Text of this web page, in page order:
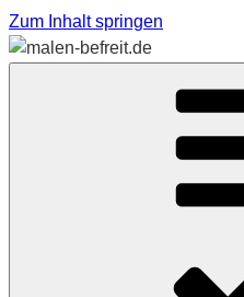
Zum Inhalt springen
MALEN-
Sabine Feickert – Atelier für